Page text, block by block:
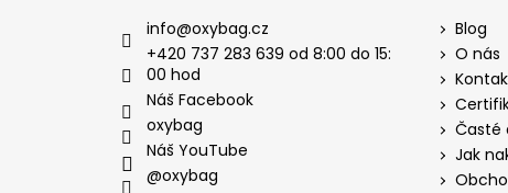
info@oxybag.cz
+420 737 283 639 od 8:00 do 15:
00 hod
Náš Facebook
oxybag
Náš YouTube
@oxybag
Blog
O nás
Časté
Jak